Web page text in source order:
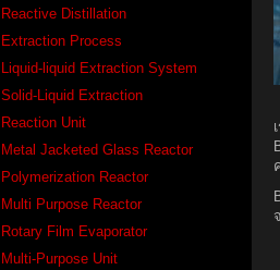
Reactive Distillation
Extraction Process
Liquid-liquid Extraction System
Solid-Liquid Extraction
Reaction Unit
Metal Jacketed Glass Reactor
Polymerization Reactor
Multi Purpose Reactor
Rotary Film Evaporator
Multi-Purpose Unit